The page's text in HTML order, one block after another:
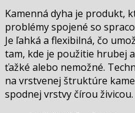
Kamenná dyha je produkt,
problémy spojené so
Je ľahká a flexibilná, čo
tam, kde je použitie hrubej
ťažké alebo nemožné.
na vrstvenej štruktúre
spodnej vrstvy čírou živicou.